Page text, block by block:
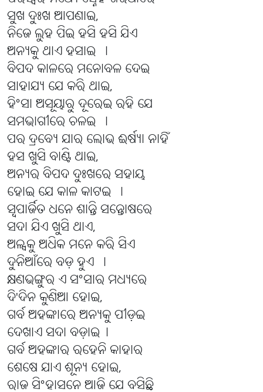
ସୁଖ ଦୁଃଖ ଆପଣାଇ,
ନିଜେ ଲୁହ ପିଇ ହସି ହସି ଯିଏ
ଅନ୍ୟକୁ ଥାଏ ହସାଇ ।
ବିପଦ କାଳରେ ମନୋବଳ ଦେଇ
ସାହାଯ୍ୟ ଯେ କରି ଥାଇ,
ହିଂସା ଅସୂୟାରୁ ଦୂରେଇ ରହି ଯେ
ସମଭାଗୀରେ ଚଳ‌ଇ ।
ପର ଦ୍ରବ୍ୟେ ଯାର ଲୋଭ ଈର୍ଷ୍ୟା ନାହିଁ
ହସ ଖୁସି ବାଣ୍ଟି ଥାଇ,
ଅନ୍ୟର ବିପଦ ଦୁଃଖରେ ସହାୟ
ହୋଇ ଯେ କାଳ କାଟ‌ଇ ।
ସ୍ବପାର୍ଜିତ ଧନେ ଶାନ୍ତି ସନ୍ତୋଷରେ
ସଦା ଯିଏ ଖୁସି ଥାଏ,
ଅଳ୍ପକୁ ଅଧିକ ମନେ କରି ସିଏ
ଦୁନିଆଁରେ ବଡ଼ ହୁଏ ।
କ୍ଷଣଭଙ୍ଗୁର ଏ ସଂସାର ମଧ୍ୟରେ
ଦି'ଦିନ କୁଣିଆ ହୋଇ,
ଗର୍ବ ଅହଙ୍କାରେ ଅନ୍ୟକୁ ପୀଡ଼‌ଇ
ଦେଖାଏ ସଦା ବଡ଼ାଇ।
ଗର୍ବ ଅହଙ୍କାର ରହେନି କାହାର
ଶେଷେ ଯାଏ ଶୂନ୍ୟ ହୋଇ,
ରାଜ ସିଂହାସନେ ଆଜି ଯେ ବସିଛି